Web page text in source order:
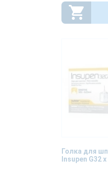
Голка для
Insupen G32